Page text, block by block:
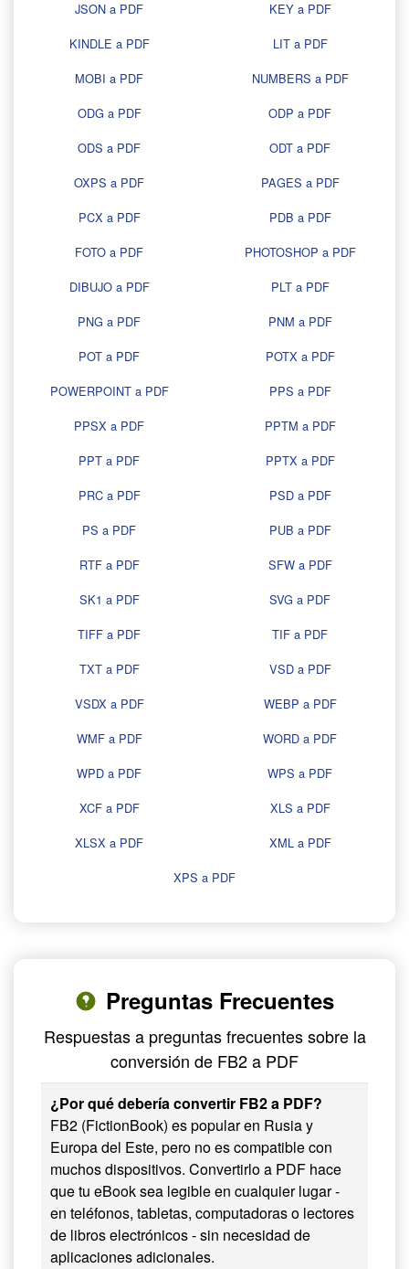
JSON a PDF
KEY a PDF
KINDLE a PDF
LIT a PDF
MOBI a PDF
NUMBERS a PDF
ODG a PDF
ODP a PDF
ODS a PDF
ODT a PDF
OXPS a PDF
PAGES a PDF
PCX a PDF
PDB a PDF
FOTO a PDF
PHOTOSHOP a PDF
DIBUJO a PDF
PLT a PDF
PNG a PDF
PNM a PDF
POT a PDF
POTX a PDF
POWERPOINT a PDF
PPS a PDF
PPSX a PDF
PPTM a PDF
PPT a PDF
PPTX a PDF
PRC a PDF
PSD a PDF
PS a PDF
PUB a PDF
RTF a PDF
SFW a PDF
SK1 a PDF
SVG a PDF
TIFF a PDF
TIF a PDF
TXT a PDF
VSD a PDF
VSDX a PDF
WEBP a PDF
WMF a PDF
WORD a PDF
WPD a PDF
WPS a PDF
XCF a PDF
XLS a PDF
XLSX a PDF
XML a PDF
XPS a PDF
Preguntas Frecuentes
Respuestas a preguntas frecuentes sobre la
conversión de FB2 a PDF
¿Por qué debería convertir FB2 a PDF?
FB2 (FictionBook) es popular en Rusia y
Europa del Este, pero no es compatible con
muchos dispositivos. Convertirlo a PDF hace
que tu eBook sea legible en cualquier lugar -
en teléfonos, tabletas, computadoras o lectores
de libros electrónicos - sin necesidad de
aplicaciones adicionales.